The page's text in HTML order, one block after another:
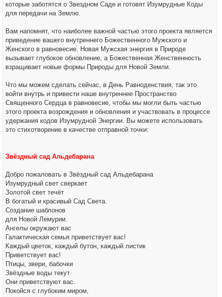
которые заботятся о Звездном Саде и готовят Изумрудные Коды
для передачи на Землю.
Вам напомнят, что наиболее важной частью этого проекта является
приведение вашего внутреннего Божественного Мужского и
Женского в равновесие. Новая Мужская энергия в Природе
вызывает глубокое обновление, а Божественная Женственность
взращивает новые формы Природы для Новой Земли.
Что мы можем сделать сейчас, в День Равноденствия, так это
войти внутрь и привести наше внутреннее Пространство
Священного Сердца в равновесие, чтобы мы могли быть частью
этого проекта возрождения и обновления и участвовать в процессе
удержания кодов Изумрудной Энергии. Вы можете использовать
это стихотворение в качестве отправной точки:
Звёздный сад Альдебарана
Добро пожаловать в Звёздный сад Альдебарана
Изумрудный свет сверкает
Золотой свет течёт
В богатый и красивый Сад Света.
Создание шаблонов
для Новой Лемурии.
Ангелы окружают вас
Галактическая семья приветствует вас!
Каждый цветок, каждый бутон, каждый листик
Приветствует вас!
Птицы, звери, бабочки
Звёздные воды текут
Они приветствуют вас.
Покойся с глубоким миром,